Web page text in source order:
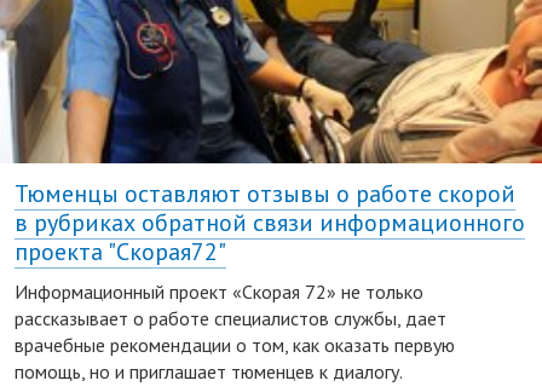
Тюменцы оставляют отзывы о работе скорой
в рубриках обратной связи информационного
проекта "Скорая72"
Информационный проект «Скорая 72» не только
рассказывает о работе специалистов службы, дает
врачебные рекомендации о том, как оказать первую
помощь, но и приглашает тюменцев к диалогу.